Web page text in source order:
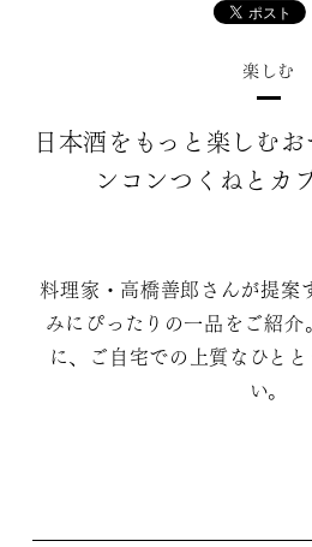
楽しむ
日本酒をもっと楽しむ
ンコンつくねとカ
料理家・高橋善郎さんが提案
みにぴったりの一品をご紹
に、ご自宅での上質なひと
い。